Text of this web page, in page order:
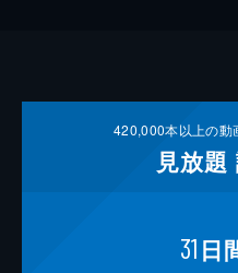
420,000本以上の動
見放題
31 日